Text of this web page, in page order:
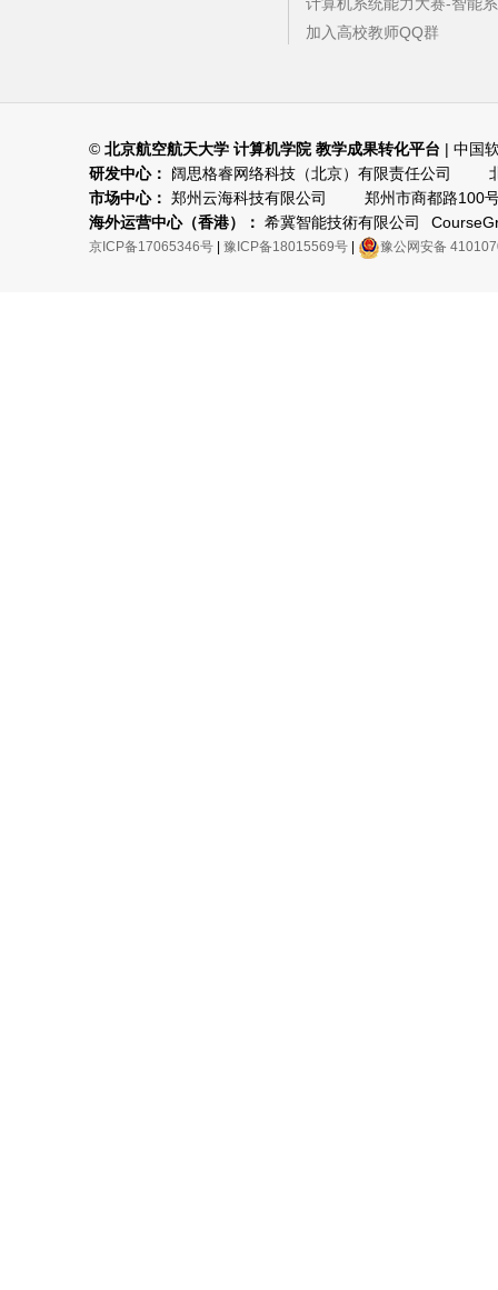
加入高校教师QQ群
© 北京航空航天大学 计算机学院 教学成果转化平台 | 中国
研发中心：
阔思格睿网络科技（北京）有限责任公司
市场中心： 郑州云海科技有限公司
郑州市商都路100
海外运营中心（香港）： 希冀智能技術有限公司
京ICP备17065346号 豫ICP备18015569号 豫公网安备